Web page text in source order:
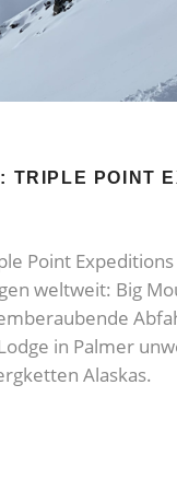
TRIPLE POINT
Point
weltweit: Big
in Palmer
Alaskas.